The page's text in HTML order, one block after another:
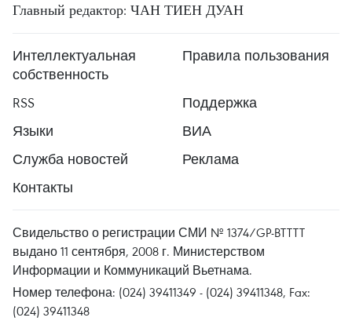
Главный редактор: ЧАН ТИЕН ДУАН
Интеллектуальная
собственность
Правила пользования
RSS
Поддержка
Языки
ВИА
Служба новостей
Реклама
Контакты
Свидельство о регистрации СМИ № 1374/GP-BTTTT
выдано 11 сентября, 2008 г. Министерством
Информации и Коммуникаций Вьетнама.
Номер телефона: (024) 39411349 - (024) 39411348, Fax:
(024) 39411348